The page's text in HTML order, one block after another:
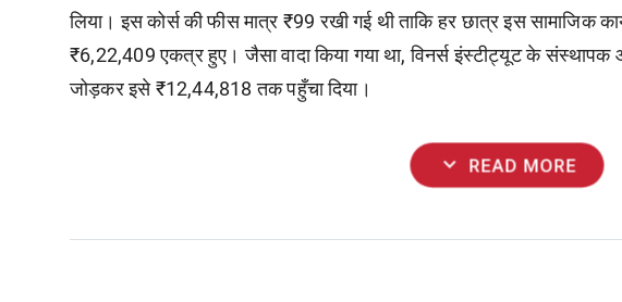
लिया। इस कोर्स की फीस मात्र ₹99रखी गई थी ताकि हर छात्र इस सामाजिक
₹6,22,409एकत्र हुए। जैसा वादा किया गया था,विनर्स इंस्टीट्यूट के संस्थापक
जोड़कर इसे ₹12,44,818 तक पहुँचा दिया।
expand_more READ MORE